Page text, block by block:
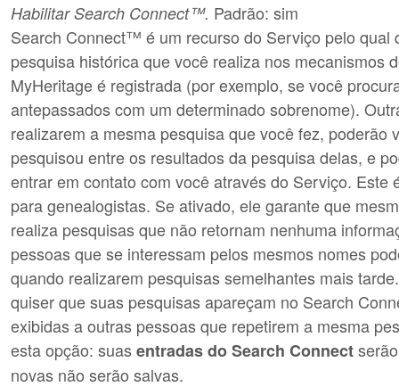
Habilitar Search Connect™. Padrão: sim
Search Connect™ é um recurso do Serviço pelo qual
pesquisa histórica que você realiza nos mecanismos
MyHeritage é registrada (por exemplo, se você
antepassados com um determinado sobrenome).
realizarem a mesma pesquisa que você fez, poderão
pesquisou entre os resultados da pesquisa delas, e
entrar em contato com você através do Serviço. Este
para genealogistas. Se ativado, ele garante que
realiza pesquisas que não retornam nenhuma
pessoas que se interessam pelos mesmos nomes
quando realizarem pesquisas semelhantes mais
quiser que suas pesquisas apareçam no Search
exibidas a outras pessoas que repetirem a mesma
esta opção: suasentradas do Search Connect
novas não serão salvas.